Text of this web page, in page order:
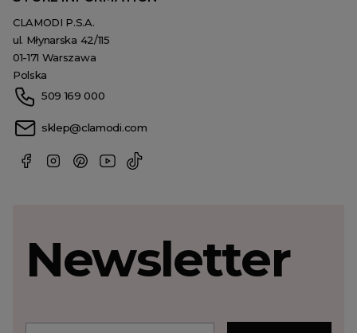
CLAMODI P.S.A.
ul. Młynarska 42/115
01-171 Warszawa
Polska
509 169 000
sklep@clamodi.com
Newsletter